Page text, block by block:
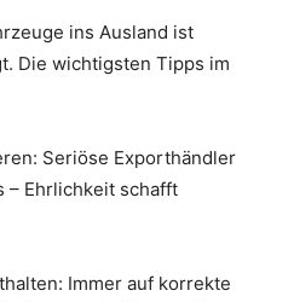
ins Ausland ist
Die wichtigsten Tipps im
Seriöse Exporthändler
– Ehrlichkeit schafft
Immer auf korrekte